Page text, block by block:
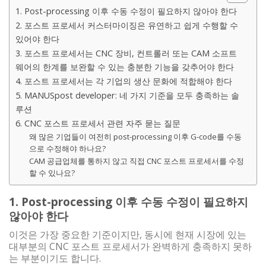
1. Post-processing 이후 수동 수정이 필요하지 않아야 한다
2. 포스트 프로세서 커스터마이징은 유연하고 쉽게 수행할 수
있어야 한다
3. 포스트 프로세서는 CNC 장비, 컨트롤러 또는 CAM 소프트
웨어의 한계를 보완할 수 있는 충분한 기능을 갖추어야 한다
4. 포스트 프로세서는 각 기업의 생산 문화에 적합해야 한다
5. MANUSpost developer: 네 가지 기준을 모두 충족하는 솔
루션
6. CNC 포스트 프로세서 관련 자주 묻는 질문
왜 많은 기업들이 여전히 post-processing 이후 G-code를 수동
으로 수정해야 하나요?
CAM 공급업체를 통하지 않고 직접 CNC 포스트 프로세서를 수정
할 수 있나요?
1. Post-processing 이후 수동 수정이 필요하지
않아야 한다
이것은 가장 중요한 기준이지만, 동시에 현재 시장에 있는
대부분의 CNC 포스트 프로세서가 완벽하게 충족하지 못하
는 부분이기도 합니다.